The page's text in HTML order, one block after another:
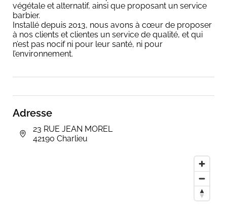
Adresse
23 RUE JEAN MOREL
42190 Charlieu
végétale et alternatif, ainsi que proposant un service
barbier.
Installé depuis 2013, nous avons à cœur de proposer
à nos clients et clientes un service de qualité, et qui
n’est pas nocif ni pour leur santé, ni pour
l’environnement.